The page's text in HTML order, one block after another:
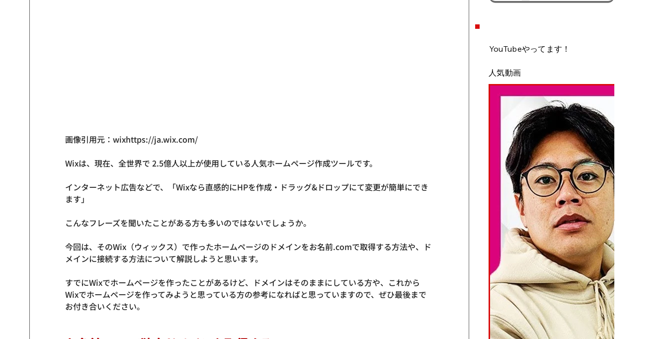
YouTubeやってます！
人気動画
画像引用元：wixhttps://ja.wix.com/
Wixは、現在、全世界で 2.5億人以上が使用している人気ホームページ作成ツールです。
インターネット広告などで、「Wixなら直感的にHPを作成・ドラッグ&ドロップにて変更が簡単にでき
ます」
こんなフレーズを聞いたことがある方も多いのではないでしょうか。
今回は、そのWix（ウィックス）で作ったホームページのドメインをお名前.comで取得する方法や、ド
メインに接続する方法について解説しようと思います。
すでにWixでホームページを作ったことがあるけど、ドメインはそのままにしている方や、これから
Wixでホームページを作ってみようと思っている方の参考になればと思っていますので、ぜひ最後まで
お付き合いください。